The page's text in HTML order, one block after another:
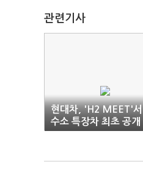
관련기사
현대차, 'H2 MEET'서
수소 특장차 최초 공개